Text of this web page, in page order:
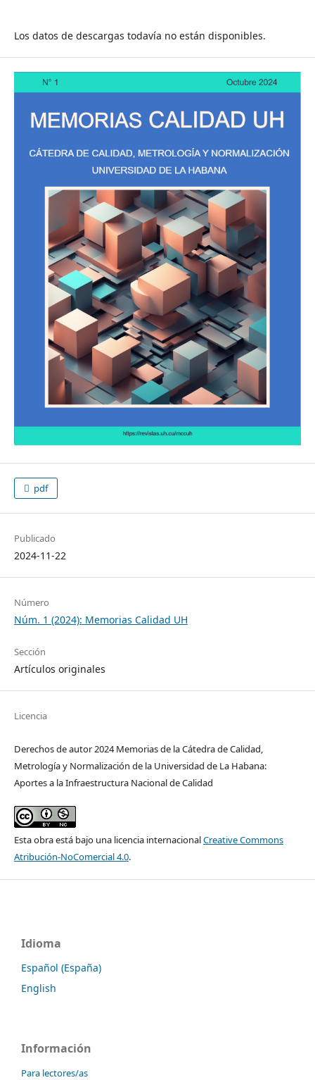
Los datos de descargas todavía no están disponibles.
pdf
Publicado
2024-11-22
Número
Núm. 1 (2024): Memorias Calidad UH
Sección
Artículos originales
Licencia
Derechos de autor 2024 Memorias de la Cátedra de Calidad,
Metrología y Normalización de la Universidad de La Habana:
Aportes a la Infraestructura Nacional de Calidad
Esta obra está bajo una licencia internacionalCreative Commons
Atribución-NoComercial 4.0.
Idioma
Español (España)
English
Información
Para lectores/as